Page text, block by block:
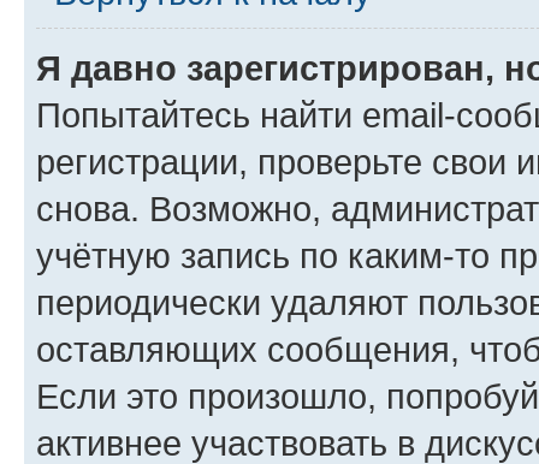
Я давно зарегистрирован,
Попытайтесь найти email-
регистрации, проверьте свои
снова. Возможно,
учётную запись по каким-то
периодически удаляют
оставляющих сообщения,
Если это произошло,
активнее участвовать в